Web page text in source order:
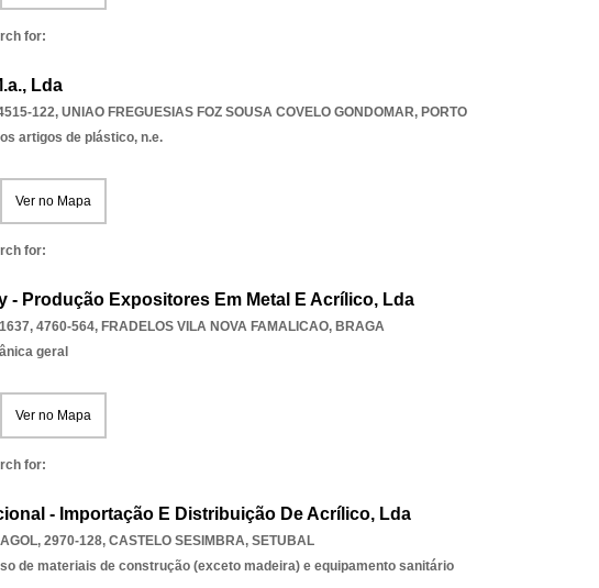
for:
Lda
122, UNIAO FREGUESIAS FOZ SOUSA COVELO GONDOMAR, PORTO
artigos de plástico, n.e.
Ver no Mapa
for:
- Produção Expositores Em Metal E Acrílico, Lda
4760-564, FRADELOS VILA NOVA FAMALICAO, BRAGA
geral
Ver no Mapa
for:
- Importação E Distribuição De Acrílico, Lda
2970-128, CASTELO SESIMBRA, SETUBAL
de materiais de construção (exceto madeira) e equipamento sanitário